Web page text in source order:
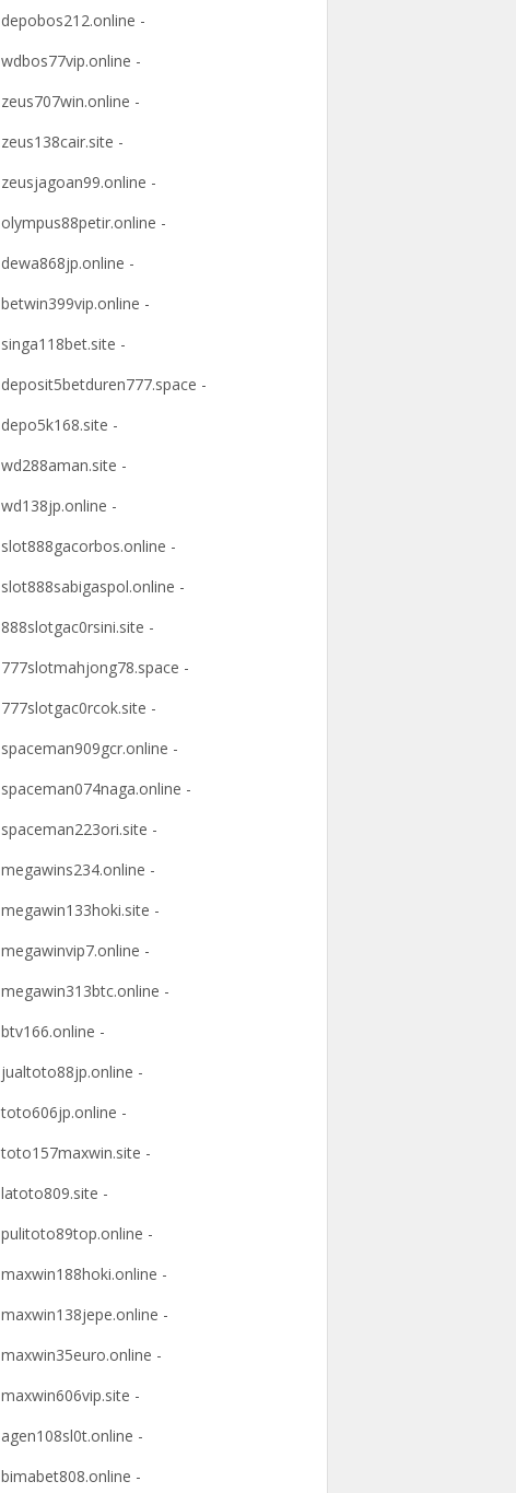
depobos212.online -
wdbos77vip.online -
zeus707win.online -
zeus138cair.site -
zeusjagoan99.online -
olympus88petir.online -
dewa868jp.online -
betwin399vip.online -
singa118bet.site -
deposit5betduren777.space -
depo5k168.site -
wd288aman.site -
wd138jp.online -
slot888gacorbos.online -
slot888sabigaspol.online -
888slotgac0rsini.site -
777slotmahjong78.space -
777slotgac0rcok.site -
spaceman909gcr.online -
spaceman074naga.online -
spaceman223ori.site -
megawins234.online -
megawin133hoki.site -
megawinvip7.online -
megawin313btc.online -
btv166.online -
jualtoto88jp.online -
toto606jp.online -
toto157maxwin.site -
latoto809.site -
pulitoto89top.online -
maxwin188hoki.online -
maxwin138jepe.online -
maxwin35euro.online -
maxwin606vip.site -
agen108sl0t.online -
bimabet808.online -